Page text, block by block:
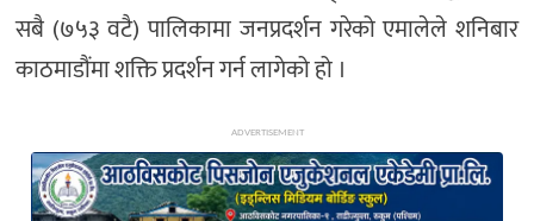
सबै (७५३ वटै) पालिकामा जनप्रदर्शन गरेको एमालेले शनिबार
काठमाडौंमा शक्ति प्रदर्शन गर्न लागेको हो ।
ADVERTISEMENT